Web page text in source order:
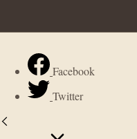
Facebook
Twitter